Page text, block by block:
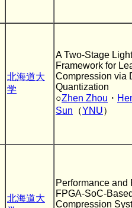
北海道大
学
A Two-Stage
Framework for
Compression via
Quantization
○Zhen Zhou ・
Sun （YNU）
北海道大
Performance and
FPGA-SoC-
Compression